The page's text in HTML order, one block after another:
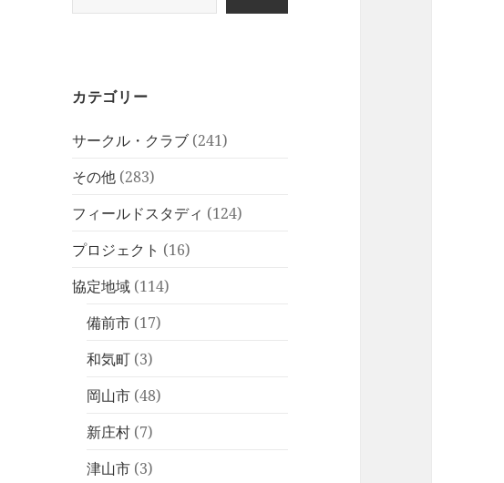
カテゴリー
サークル・クラブ (241)
その他 (283)
フィールドスタディ (124)
プロジェクト (16)
協定地域 (114)
備前市 (17)
和気町 (3)
岡山市 (48)
新庄村 (7)
津山市 (3)